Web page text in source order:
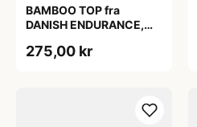
BAMBOO TOP fra
DANISH ENDURANCE,
Behagelig, Perfekt
275,00 kr